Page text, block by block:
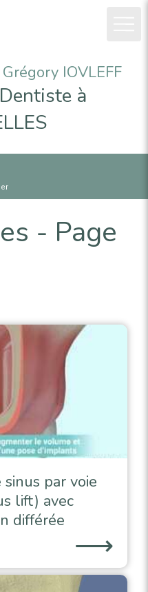
IOVLEFF
à
- Page
par voie
lift) avec
différée
⟶